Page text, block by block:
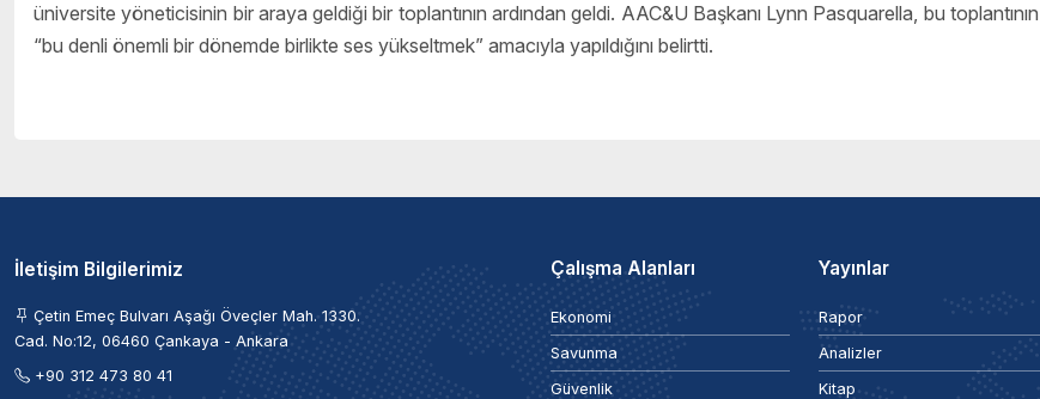
üniversite yöneticisinin bir araya geldiği bir toplantının ardından geldi. AAC&U Başkanı Lynn Pasquarella, bu toplantının
“bu denli önemli bir dönemde birlikte ses yükseltmek” amacıyla yapıldığını belirtti.
İletişim Bilgilerimiz
Çetin Emeç Bulvarı Aşağı Öveçler Mah. 1330.
Cad. No:12, 06460 Çankaya - Ankara
+90 312 473 80 41
Çalışma Alanları
Ekonomi
Savunma
Güvenlik
Yayınlar
Rapor
Analizler
Kitap